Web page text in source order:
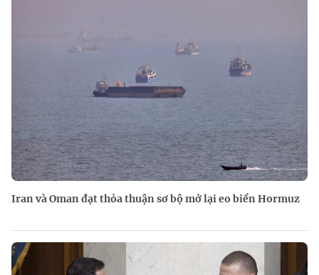
Iran và Oman đạt thỏa thuận sơ bộ mở lại eo biển Hormuz